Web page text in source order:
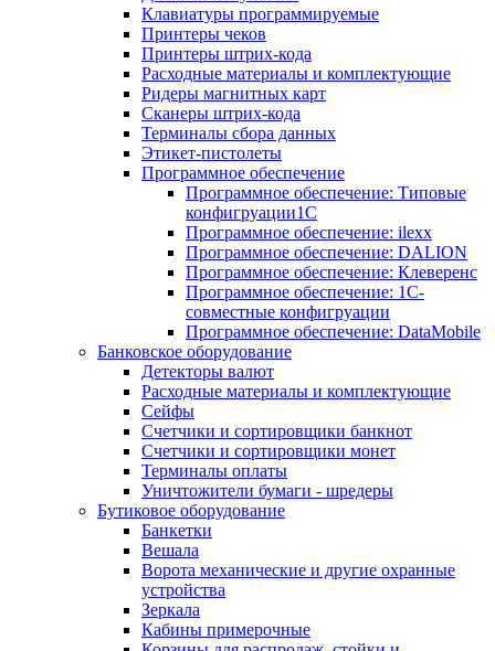
Клавиатуры программируемые
Принтеры чеков
Принтеры штрих-кода
Расходные материалы и комплектующие
Ридеры магнитных карт
Сканеры штрих-кода
Терминалы сбора данных
Этикет-пистолеты
Программное обеспечение
Программное обеспечение: Типовые
конфигруации1С
Программное обеспечение: ilexx
Программное обеспечение: DALION
Программное обеспечение: Клеверенс
Программное обеспечение: 1С-
совместные конфигруации
Программное обеспечение: DataMobile
Банковское оборудование
Детекторы валют
Расходные материалы и комплектующие
Сейфы
Счетчики и сортировщики банкнот
Счетчики и сортировщики монет
Терминалы оплаты
Уничтожители бумаги - шредеры
Бутиковое оборудование
Банкетки
Вешала
Ворота механические и другие охранные
устройства
Зеркала
Кабины примерочные